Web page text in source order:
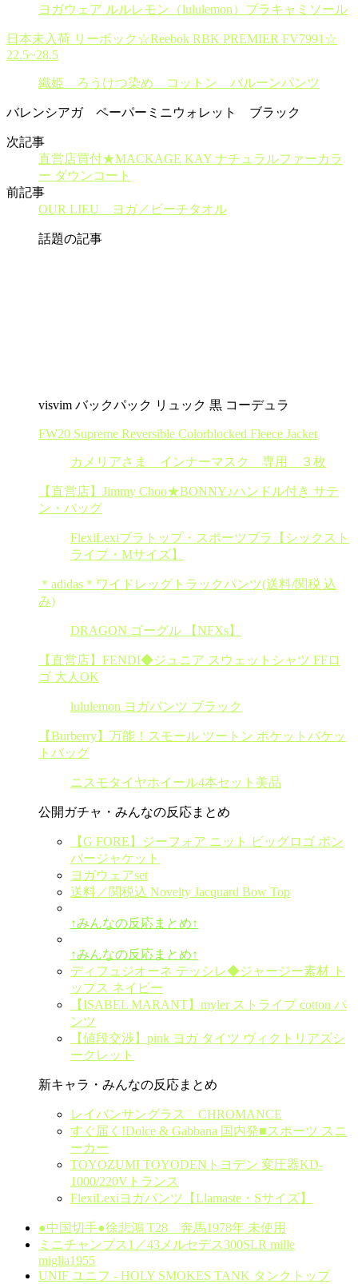
ヨガウェア ルルレモン（lululemon）ブラキャミソール
日本未入荷 リーボック☆Reebok RBK PREMIER FV7991☆
22.5~28.5
織姫 ろうけつ染め コットン バルーンパンツ
バレンシアガ ペーパーミニウォレット ブラック
次記事
直営店買付★MACKAGE KAY ナチュラルファーカラ
ー ダウンコート
前記事
OUR LIEU ヨガ／ビーチタオル
話題の記事
visvim バックパック リュック 黒 コーデュラ
FW20 Supreme Reversible Colorblocked Fleece Jacket
カメリアさま インナーマスク 専用 ３枚
【直営店】Jimmy Choo★BONNY♪ハンドル付き サテ
ン・バッグ
FlexiLexiブラトップ・スポーツブラ【シックスト
ライプ・Mサイズ】
＊adidas＊ワイドレッグトラックパンツ(送料/関税 込
み)
DRAGON ゴーグル 【NFXs】
【直営店】FENDI◆ジュニア スウェットシャツ FFロ
ゴ 大人OK
lululemon ヨガパンツ ブラック
【Burberry】万能！スモール ツートン ポケットバケッ
トバッグ
ニスモタイヤホイール4本セット美品
公開ガチャ・みんなの反応まとめ
【G FORE】ジーフォア ニット ビッグロゴ ボン
バージャケット
ヨガウェアset
送料／関税込 Novelty Jacquard Bow Top
↑みんなの反応まとめ↑
↑みんなの反応まとめ↑
ディフュジオーネ テッシレ◆ジャージー素材 ト
ップス ネイビー
【ISABEL MARANT】myler ストライプ cotton パ
ンツ
【値段交渉】pink ヨガ タイツ ヴィクトリアズシ
ークレット
新キャラ・みんなの反応まとめ
レイバンサングラス CHROMANCE
すぐ届く!Dolce & Gabbana 国内発■スポーツ スニ
ーカー
TOYOZUMI TOYODENトヨデン 変圧器KD-
1000/220Vトランス
FlexiLexiヨガパンツ【Llamaste・Sサイズ】
●中国切手●徐悲鴻 T28 奔馬1978年 未使用
ミニチャンプス1／43メルセデス300SLR mille
miglia1955
UNIF ユニフ - HOLY SMOKES TANK タンクトップ